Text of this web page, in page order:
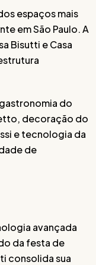
espaços mais
em São Paulo. A
Bisutti e Casa
do
decoração do
e tecnologia da
de
avançada
da festa de
consolida sua